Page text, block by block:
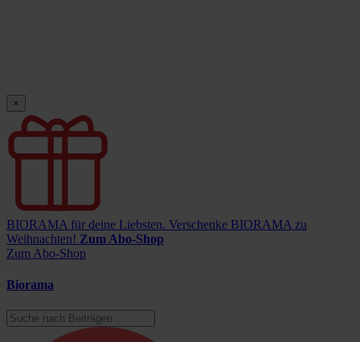
×
BIORAMA für deine Liebsten. Verschenke BIORAMA zu
Weihnachten! Zum Abo-Shop
Zum Abo-Shop
Biorama